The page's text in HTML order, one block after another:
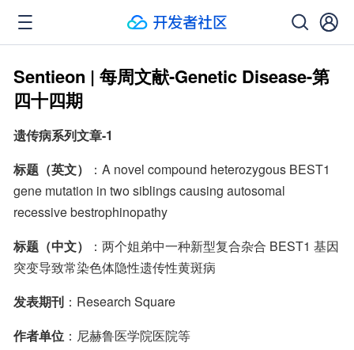
Sentieon | 每周文献-Genetic Disease-第
四十四期
遗传病系列文章-1
标题（英文）
：A novel compound heterozygous BEST1
gene mutation in two siblings causing autosomal
recessive bestrophinopathy
标题（中文）
：两个姐弟中一种新型复合杂合 BEST1 基因
突变导致常染色体隐性遗传性黄斑病
发表期刊 ：Research Square
作者单位 ：尼赫鲁医学院医院等